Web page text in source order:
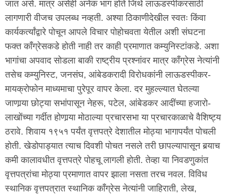
जात असे. मात्र असेही अनेक भाग होते जिथे लाऊडस्पीकरसाठी
लागणारी वीजच उपलब्ध नव्हती. अश्या ठिकाणीदेखील स्वतः किंवा
कार्यकर्त्यांद्वारे पोचून आपले विचार पोहोचवता येतील अशी संघटना
फक्त काँग्रेसकडे होती नाही तर काही प्रमाणात कम्युनिस्टांकडे. अशा
भागांचा अपवाद सोडला बाकी राष्ट्रीय प्रश्नांवर मात्र काँग्रेस नेत्यांनी
तसेच कम्युनिस्ट, जनसंघ, आंबेडकरादी विरोधकांनी लाऊडस्पीकर-
मायक्रोफोन माध्यमाचा पुरेपूर वापर केला. दर मुहल्ल्यात घेतल्या
जाणार्‍या छोट्या सभांपासून नेहरू, पटेल, आंबेडकर आदींच्या हजारो-
लाखोंच्या गर्दीत होणार्‍या मोठाल्या प्रचारसभा या प्रचारकाळाचे वैशिष्ट्य
ठरावे. शिवाय १९५१ पर्यंत वृत्तपत्रे देशातील मोठ्या भागापर्यंत पोचली
होती. खेडोपाड्यात त्याच दिवशी पोचत नसले तरी छापल्यापासून बर्‍याच
कमी कालावधीत वृत्तपत्रे पोहचू लागली होती. तेव्हा या निवडणुकांत
वृत्तपत्रांचा मोठ्या प्रमाणात वापर झाला नसता तरच नवल. विविध
स्थानिक वृत्तपत्रात स्थानिक काँग्रेस नेत्यांनी जाहिराती, लेख,